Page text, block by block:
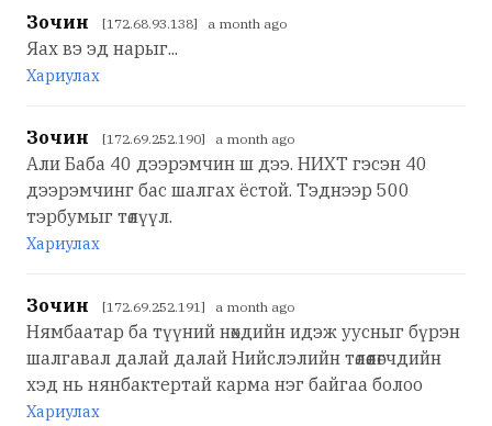
Зочин [172.68.93.138] a month ago
Яах вэ эд нарыг...
Хариулах
Зочин [172.69.252.190] a month ago
Али Баба 40 дээрэмчин ш дээ. НИХТ гэсэн 40
дээрэмчинг бас шалгах ёстой. Тэднээр 500
тэрбумыг төлүүл.
Хариулах
Зочин [172.69.252.191] a month ago
Нямбаатар ба түүний нөхдийн идэж уусныг бүрэн
шалгавал далай далай Нийслэлийн төлөөлөгчдийн
хэд нь нянбактертай карма нэг байгаа болоо
Хариулах